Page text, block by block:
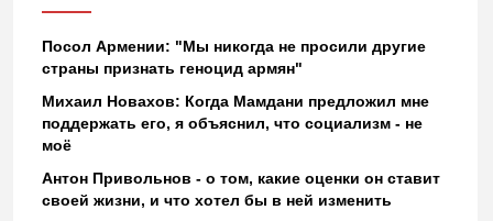
Посол Армении: "Мы никогда не просили другие
страны признать геноцид армян"
Михаил Новахов: Когда Мамдани предложил мне
поддержать его, я объяснил, что социализм - не
моё
Антон Привольнов - о том, какие оценки он ставит
своей жизни, и что хотел бы в ней изменить